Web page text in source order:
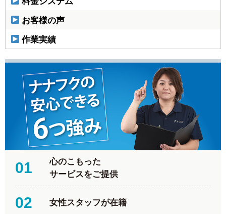
お客様の声
作業実績
01
心のこもった
サービスをご提供
02 女性スタッフが在籍